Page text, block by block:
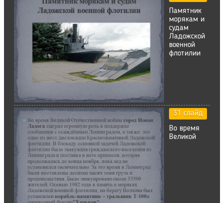
Памятник
морякам и
судам
Ладожской
военной
флотилии
31 слайд
Во время
Великой